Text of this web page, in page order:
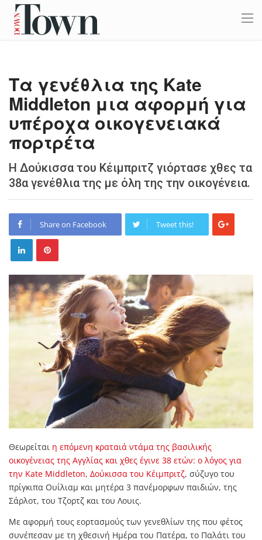
Τα γενέθλια της Kate
Middleton μια αφορμή για
υπέροχα οικογενειακά
πορτρέτα
Η Δούκισσα του Κέιμπριτζ γιόρτασε χθες τα
38α γενέθλια της με όλη της την οικογένεια.
Share on Facebook Tweet this!
Θεωρείται η επόμενη κραταιά ντάμα της βασιλικής
οικογένειας της Αγγλίας και χθες έγινε 38 ετών: ο λόγος για
την Kate Middleton, Δούκισσα του Κέιμπριτζ, σύζυγο του
πρίγκιπα Ουίλιαμ και μητέρα 3 πανέμορφων παιδιών, της
Σάρλοτ, του Τζορτζ και του Λουις.
Με αφορμή τους εορτασμούς των γενεθλίων της που φέτος
συνέπεσαν με τη χθεσινή Ημέρα του Πατέρα, το Παλάτι του